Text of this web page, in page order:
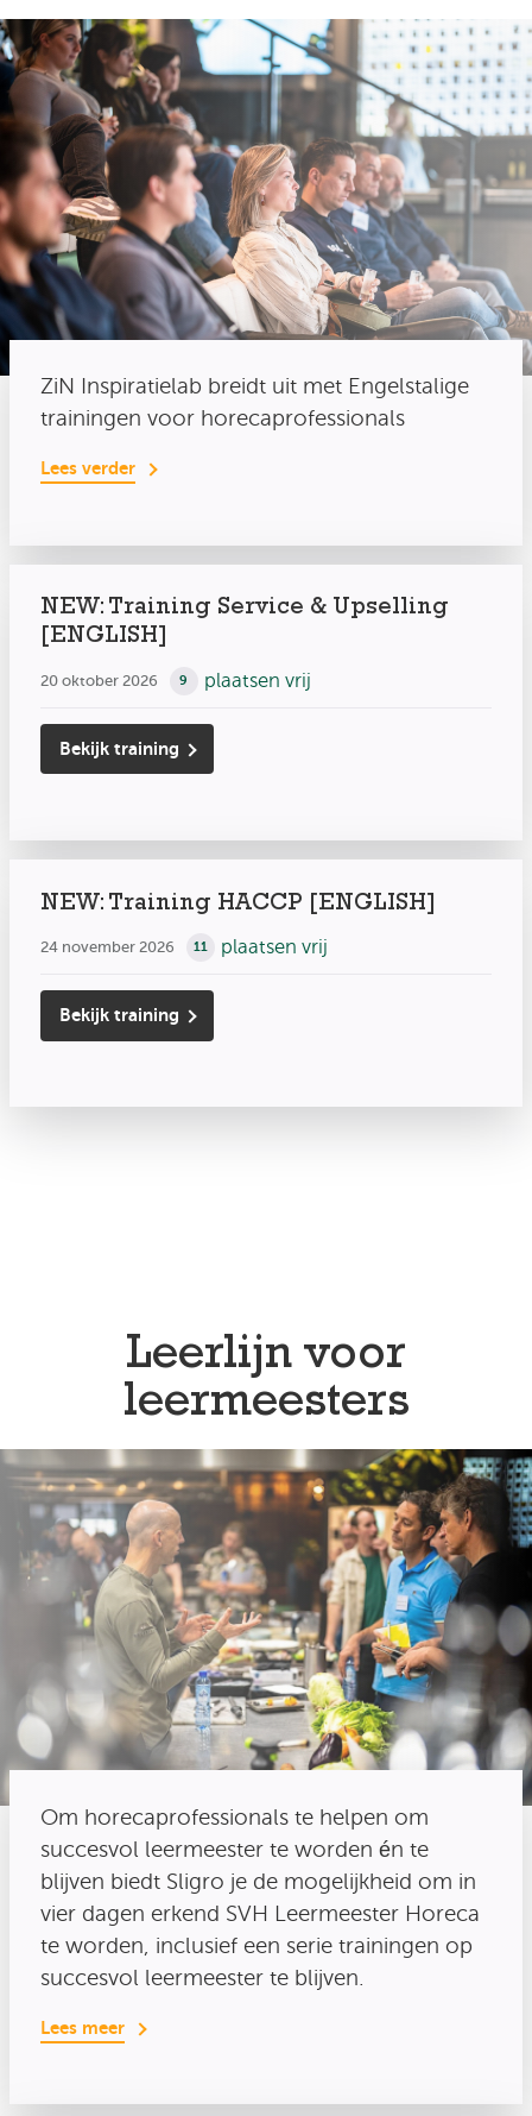
ZiN Inspiratielab breidt uit met Engelstalige
trainingen voor horecaprofessionals
Lees verder
NEW: Training Service & Upselling
[ENGLISH]
20 oktober 2026 9 plaatsen vrij
Bekijk training
NEW: Training HACCP [ENGLISH]
24 november 2026 11 plaatsen vrij
Bekijk training
Leerlijn voor
leermeesters
Om horecaprofessionals te helpen om
succesvol leermeester te worden én te
blijven biedt Sligro je de mogelijkheid om in
vier dagen erkend SVH Leermeester Horeca
te worden, inclusief een serie trainingen op
succesvol leermeester te blijven.
Lees meer